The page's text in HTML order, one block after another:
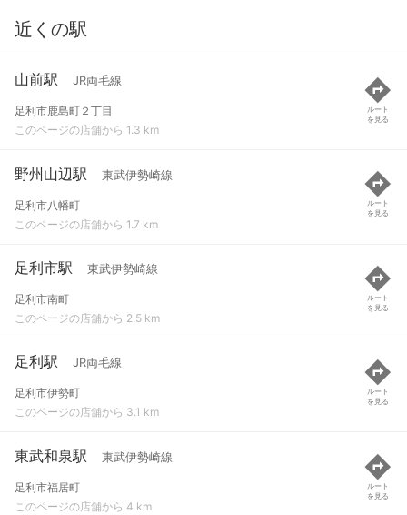
近くの駅
山前駅 JR両毛線
足利市鹿島町２丁目
このページの店舗から 1.3 km
ルート
を見る
野州山辺駅 東武伊勢崎線
足利市八幡町
このページの店舗から 1.7 km
ルート
を見る
足利市駅 東武伊勢崎線
足利市南町
このページの店舗から 2.5 km
ルート
を見る
足利駅 JR両毛線
足利市伊勢町
このページの店舗から 3.1 km
ルート
を見る
東武和泉駅 東武伊勢崎線
足利市福居町
このページの店舗から 4 km
ルート
を見る